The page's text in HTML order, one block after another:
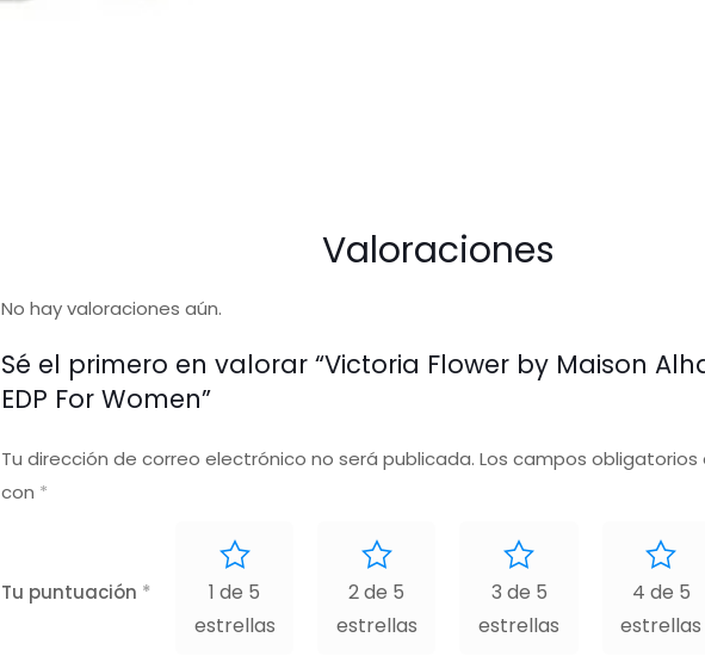
Valoraciones
No hay valoraciones aún.
Sé el primero en valorar “Victoria Flower by Maison
EDP For Women”
Tu dirección de correo electrónico no será publicada. Los campos
con *
Tu puntuación *
1 de 5
estrellas
2 de 5
estrellas
3 de 5
estrellas
4 de 5
estrellas